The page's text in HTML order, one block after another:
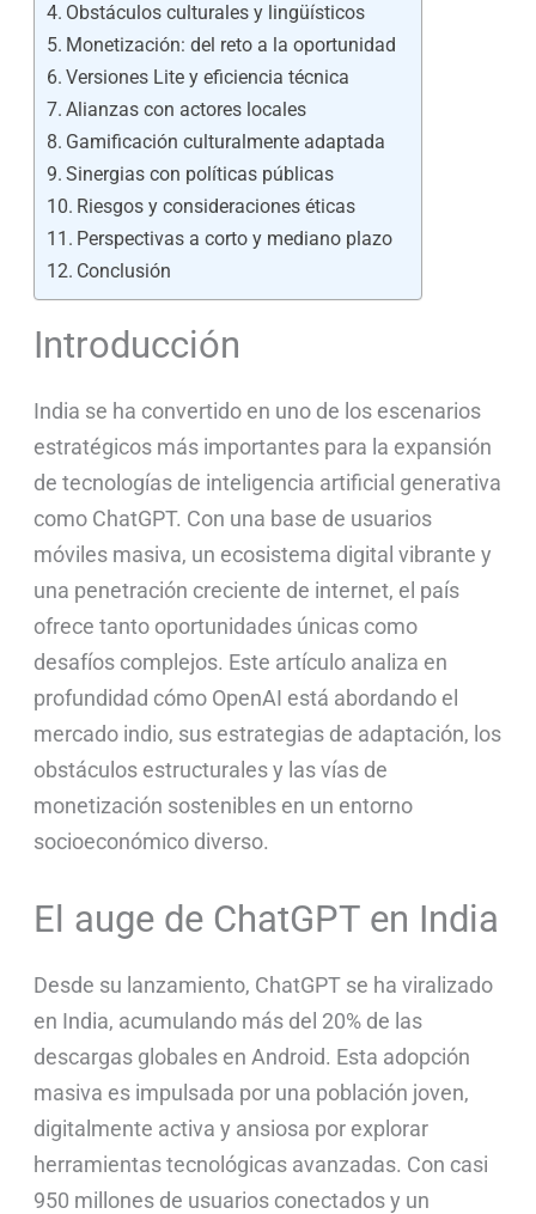
Obstáculos culturales y lingüísticos
Monetización: del reto a la oportunidad
Versiones Lite y eficiencia técnica
Alianzas con actores locales
Gamificación culturalmente adaptada
Sinergias con políticas públicas
Riesgos y consideraciones éticas
Perspectivas a corto y mediano plazo
Conclusión
Introducción
India se ha convertido en uno de los escenarios
estratégicos más importantes para la expansión
de tecnologías de inteligencia artificial generativa
como ChatGPT. Con una base de usuarios
móviles masiva, un ecosistema digital vibrante y
una penetración creciente de internet, el país
ofrece tanto oportunidades únicas como
desafíos complejos. Este artículo analiza en
profundidad cómo OpenAI está abordando el
mercado indio, sus estrategias de adaptación, los
obstáculos estructurales y las vías de
monetización sostenibles en un entorno
socioeconómico diverso.
El auge de ChatGPT en India
Desde su lanzamiento, ChatGPT se ha viralizado
en India, acumulando más del 20% de las
descargas globales en Android. Esta adopción
masiva es impulsada por una población joven,
digitalmente activa y ansiosa por explorar
herramientas tecnológicas avanzadas. Con casi
950 millones de usuarios conectados y un